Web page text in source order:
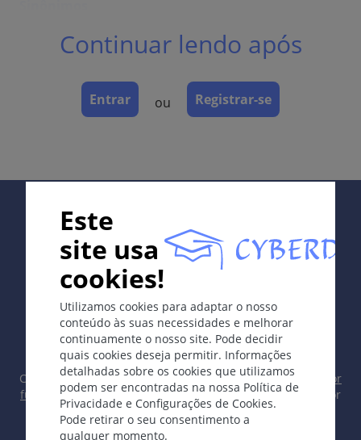
Abscessos de glândulas sudoríparas em adultos.
Abscessos furunculóides recorrentes crônicos, que
se curam com formação de cicatriz; geralmente
Nódulos subcutâneos firmes quentes eritematosos
trajetos fistulosos e placas coalescentes.
Localização
Glândulas sudoríparas apócrinas.
Classificação
Infecção bacteriana.
Diagnóstico Diferencial
Deve ser distinguida daacne invertida, mais comum
Continuar lendo após
Entrar ou Registrar-se
Este
site usa
cookies!
Utilizamos cookies para adaptar o nosso
conteúdo às suas necessidades e melhorar
continuamente o nosso site. Pode decidir
quais cookies deseja permitir. Informações
detalhadas sobre os cookies que utilizamos
podem ser encontradas na nossa Política de
Privacidade e Configurações de Cookies.
Pode retirar o seu consentimento a
qualquer momento.
In collaboration with Erasmus+ hEduLearnIt editorial
group
Copyright © 2003-2026 CYBERDERM Grupo Editorial -
Editor
fundador Guenter Burg, M.D.- Conceito e Coordenação por
Vahid Djamei, Zurique
All rights reserved.